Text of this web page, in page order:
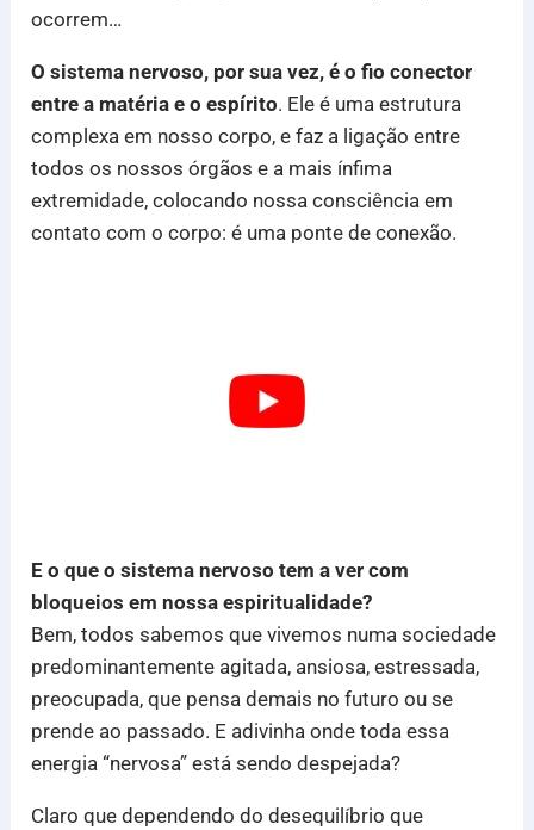
ocorrem…
O sistema nervoso, por sua vez, é o fio conector
entre a matéria e o espírito. Ele é uma estrutura
complexa em nosso corpo, e faz a ligação entre
todos os nossos órgãos e a mais ínfima
extremidade, colocando nossa consciência em
contato com o corpo: é uma ponte de conexão.
E o que o sistema nervoso tem a ver com
bloqueios em nossa espiritualidade?
Bem, todos sabemos que vivemos numa sociedade
predominantemente agitada, ansiosa, estressada,
preocupada, que pensa demais no futuro ou se
prende ao passado. E adivinha onde toda essa
energia “nervosa” está sendo despejada?
Claro que dependendo do desequilíbrio que